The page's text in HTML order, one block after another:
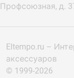
Профсоюзная, д.
Eltempo.ru –
аксессуаров
© 1999-2026